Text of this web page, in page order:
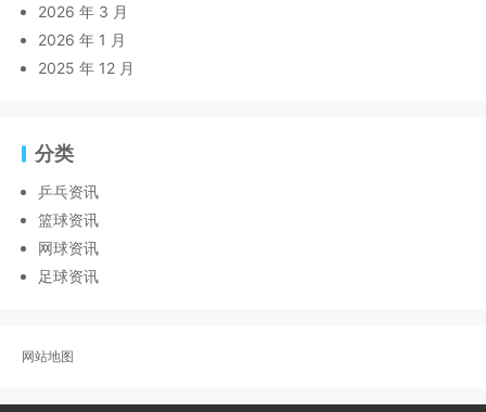
2026 年 3 月
2026 年 1 月
2025 年 12 月
分类
乒乓资讯
篮球资讯
网球资讯
足球资讯
网站地图